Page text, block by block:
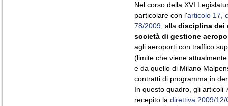
Nel corso della XVI
particolare con l'articolo 17,
78/2009, alla disciplina dei
società di gestione
agli aeroporti con traffico
(limite che viene
e da quello di Milano
contratti di programma in
In questo quadro, gli articoli
recepito la direttiva 2009/12/